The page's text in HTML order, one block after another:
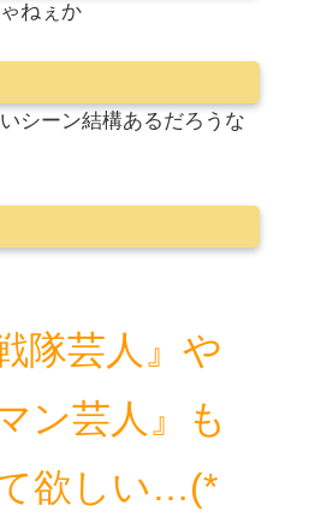
ねぇか
シーン結構あるだろうな
隊芸人』や
ン芸人』も
欲しい…(*